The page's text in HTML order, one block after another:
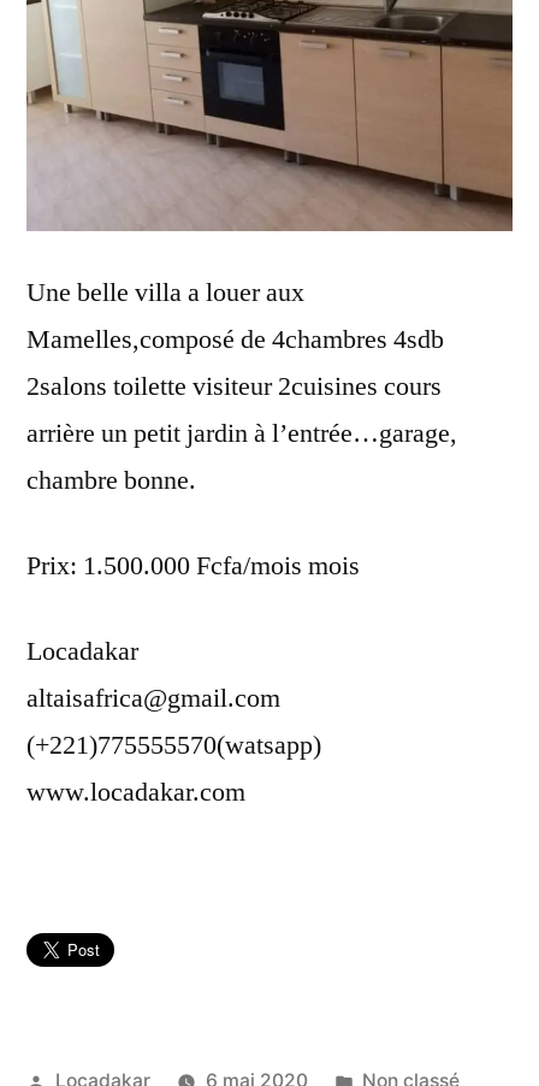
Une belle villa a louer aux
Mamelles,composé de 4chambres 4sdb
2salons toilette visiteur 2cuisines cours
arrière un petit jardin à l’entrée…garage,
chambre bonne.
Prix: 1.500.000 Fcfa/mois mois
Locadakar
altaisafrica@gmail.com
(+221)775555570(watsapp)
www.locadakar.com
Publié
Locadakar 6 mai 2020
Publié
Non classé